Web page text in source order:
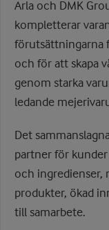
Arla och DMK
kompletterar
förutsättningarna
och för att skapa
genom starka
ledande
Det
partner för
och ingredienser,
produkter, ökad
till samarbete.